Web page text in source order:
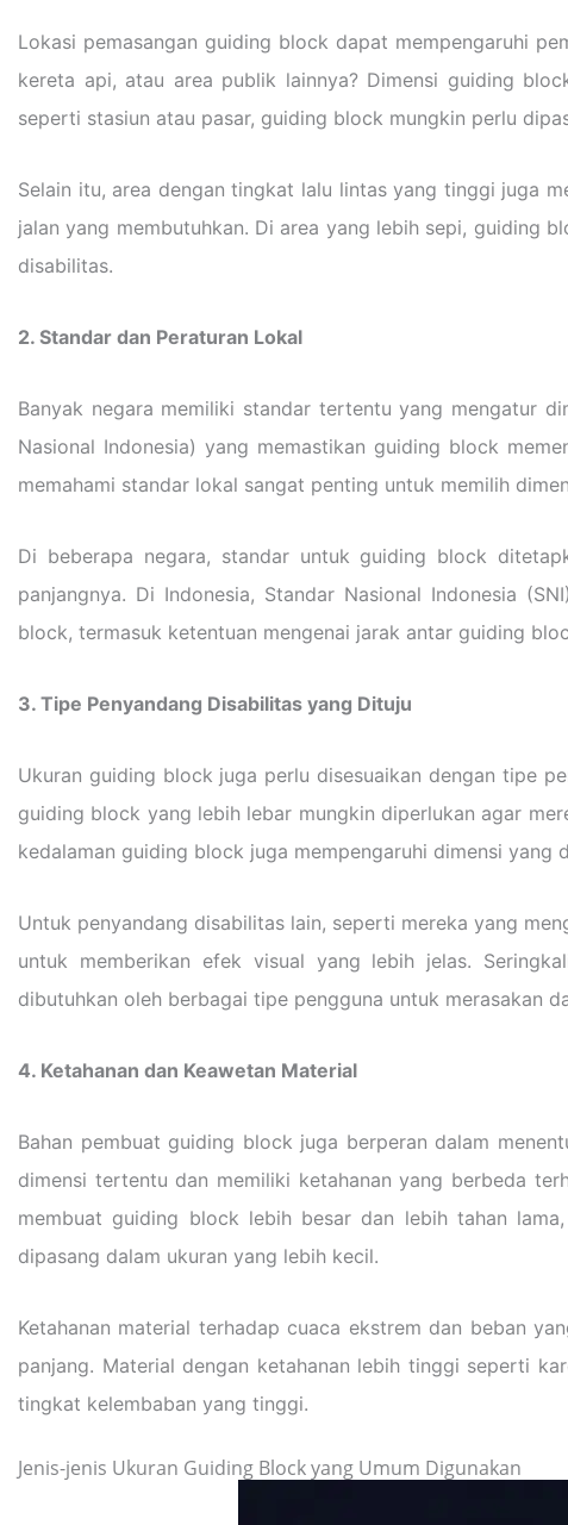
Lokasi pemasangan guiding block dapat mempengaruhi
kereta api, atau area publik lainnya? Dimensi guiding
seperti stasiun atau pasar, guiding block mungkin perlu
Selain itu, area dengan tingkat lalu lintas yang tinggi juga
jalan yang membutuhkan. Di area yang lebih sepi, guiding
disabilitas.
2. Standar dan Peraturan Lokal
Banyak negara memiliki standar tertentu yang mengatur
Nasional Indonesia) yang memastikan guiding block
memahami standar lokal sangat penting untuk memilih
Di beberapa negara, standar untuk guiding block
panjangnya. Di Indonesia, Standar Nasional Indonesia
block, termasuk ketentuan mengenai jarak antar guiding
3. Tipe Penyandang Disabilitas yang Dituju
Ukuran guiding block juga perlu disesuaikan dengan tipe
guiding block yang lebih lebar mungkin diperlukan agar
kedalaman guiding block juga mempengaruhi dimensi yang
Untuk penyandang disabilitas lain, seperti mereka yang
untuk memberikan efek visual yang lebih jelas.
dibutuhkan oleh berbagai tipe pengguna untuk merasakan
4. Ketahanan dan Keawetan Material
Bahan pembuat guiding block juga berperan dalam
dimensi tertentu dan memiliki ketahanan yang berbeda
membuat guiding block lebih besar dan lebih tahan
dipasang dalam ukuran yang lebih kecil.
Ketahanan material terhadap cuaca ekstrem dan beban
panjang. Material dengan ketahanan lebih tinggi seperti
tingkat kelembaban yang tinggi.
Jenis-jenis Ukuran Guiding Block yang Umum Digunakan